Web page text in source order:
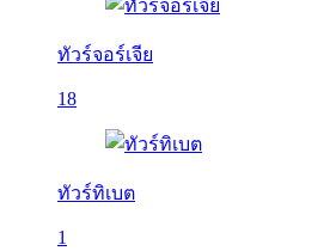
ทัวร์จอร์เจีย
18
ทัวร์ทิเบต
1